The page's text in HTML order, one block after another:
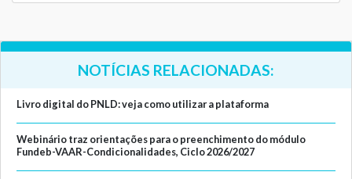
NOTÍCIAS RELACIONADAS:
Livro digital do PNLD: veja como utilizar a plataforma
Webinário traz orientações para o preenchimento do módulo
Fundeb-VAAR-Condicionalidades, Ciclo 2026/2027